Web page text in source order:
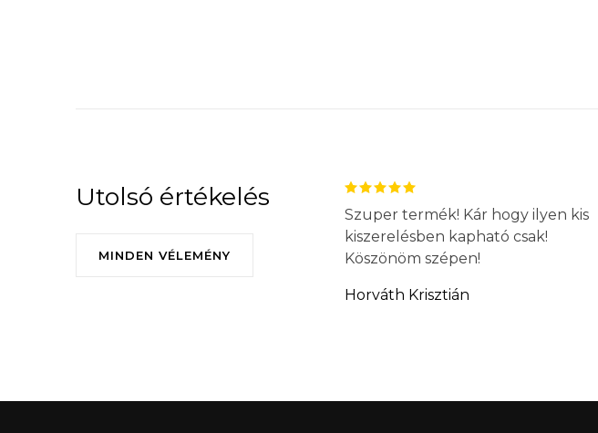
Utolsó értékelés
MINDEN VÉLEMÉNY
Szuper termék! Kár hogy ilyen kis
kiszerelésben kapható csak!
Köszönöm szépen!
Horváth Krisztián